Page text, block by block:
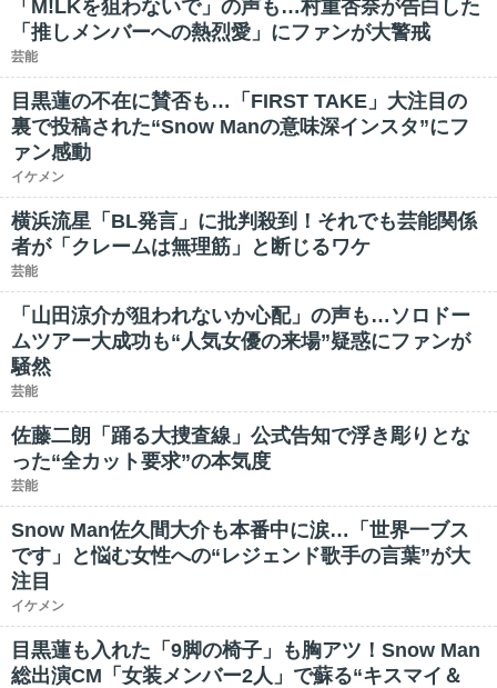
「M!LKを狙わないで」の声も…村重杏奈が告白した
「推しメンバーへの熱烈愛」にファンが大警戒
芸能
目黒蓮の不在に賛否も…「FIRST TAKE」大注目の
裏で投稿された“Snow Manの意味深インスタ”にフ
ァン感動
イケメン
横浜流星「BL発言」に批判殺到！それでも芸能関係
者が「クレームは無理筋」と断じるワケ
芸能
「山田涼介が狙われないか心配」の声も…ソロドー
ムツアー大成功も“人気女優の来場”疑惑にファンが
騒然
芸能
佐藤二朗「踊る大捜査線」公式告知で浮き彫りとな
った“全カット要求”の本気度
芸能
Snow Man佐久間大介も本番中に涙…「世界一ブス
です」と悩む女性への“レジェンド歌手の言葉”が大
注目
イケメン
目黒蓮も入れた「9脚の椅子」も胸アツ！Snow Man
総出演CM「女装メンバー2人」で蘇る“キスマイ＆